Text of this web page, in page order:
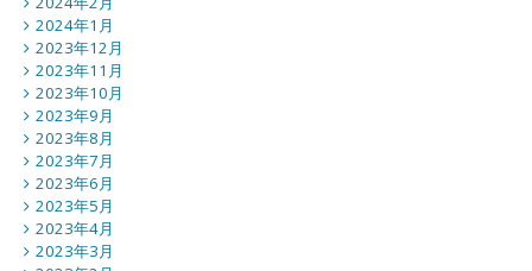
2024年1月
2023年12月
2023年11月
2023年10月
2023年9月
2023年8月
2023年7月
2023年6月
2023年5月
2023年4月
2023年3月